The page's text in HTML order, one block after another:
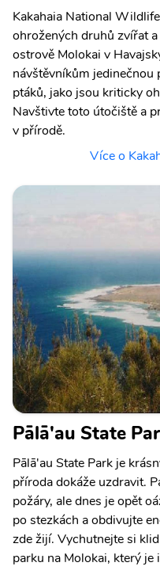
Kakahaia National
ohrožených druhů zvířat
ostrově Molokai v
návštěvníkům
ptáků, jako jsou kriticky
Navštivte toto útočiště a
v přírodě.
Více o
Pālā'au State
Pālā'au State Park je
příroda dokáže uzdravit.
požáry, ale dnes je opět
po stezkách a obdivujte
zde žijí. Vychutnejte si
parku na Molokai, který